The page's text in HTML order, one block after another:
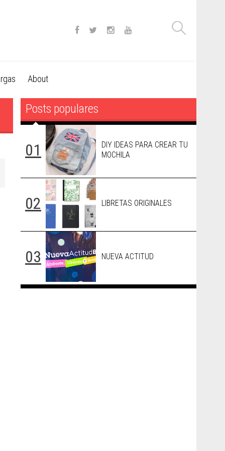
About
Posts populares
DIY IDEAS PARA CREAR TU
MOCHILA
LIBRETAS ORIGINALES
NUEVA ACTITUD